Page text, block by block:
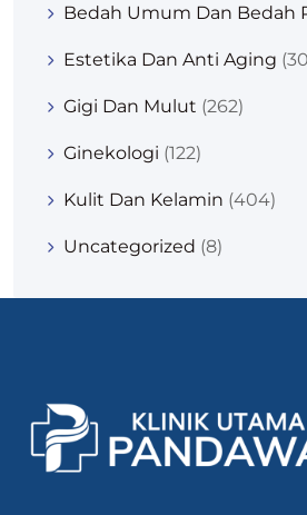
Bedah Umum Dan Bedah
Estetika Dan Anti Aging
Gigi Dan Mulut (262)
Ginekologi (122)
Kulit Dan Kelamin (404)
Uncategorized (8)